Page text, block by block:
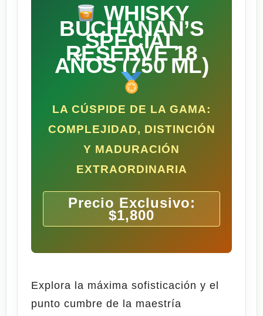
WHISKY
BUCHANAN’S
SPECIAL
RESERVE 18
AÑOS (750 ML)
LA CÚSPIDE DE LA GAMA:
COMPLEJIDAD, DISTINCIÓN
Y MADURACIÓN
EXTRAORDINARIA
Precio Exclusivo:
$1,800
Explora la máxima sofisticación y el
punto cumbre de la maestría